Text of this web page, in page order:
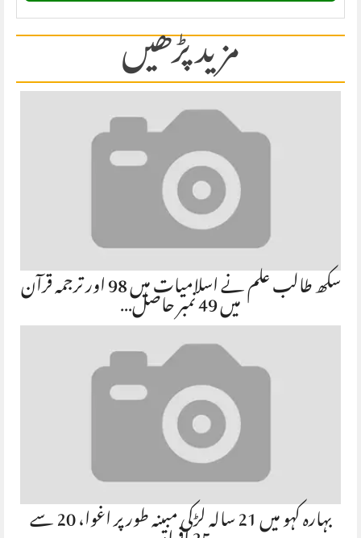
مزید پڑھیں
سکھ طالب علم نے اسلامیات میں 98 اور ترجمہ قرآن میں 49 نمبر حاصل…
بہارہ کہو میں 21 سالہ لڑکی مبینہ طور پر اغوا، 20 سے